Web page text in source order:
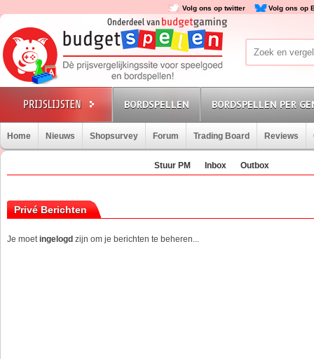
Volg ons op twitter Volg ons op
BORDSPELLEN BORDSPELLEN PER
Home Nieuws Shopsurvey Forum Trading Board Reviews
Stuur PM Inbox Outbox
Privé Berichten
Je moetingelogd zijn om je berichten te beheren...